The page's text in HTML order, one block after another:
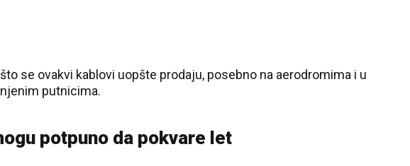
se ovakvi kablovi uopšte prodaju, posebno na aerodromima i u
putnicima.
potpuno da pokvare let